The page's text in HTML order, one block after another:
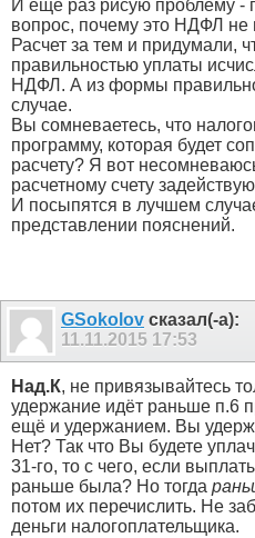
И еще раз рисую проблему -
вопрос, почему это НДФЛ не
Расчет за тем и придумали,
правильностью уплаты
НДФЛ. А из формы
случае.
Вы сомневаетесь, что
программу, которая будет
расчету? Я вот
расчетному счету
И посыпятся в лучшем
представлении пояснений.
GSokolov сказал(-а):
11.11.2015 17:53
Над.К, не привязывайтесь
удержание идёт раньше п.6
ещё и удержанием. Вы
Нет? Так что Вы будете
31-го, то с чего, если
раньше была? Но тогда
потом их перечислить. Не
деньги налогоплательщика.